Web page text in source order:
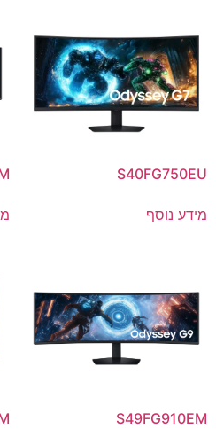
S40FG750EU
מידע נוסף
S49FG910EM